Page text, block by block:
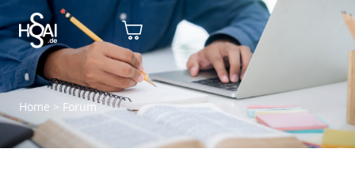
Home > Forum